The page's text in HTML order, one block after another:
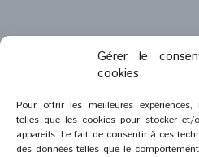
Gérer le
cookies
Pour offrir les meilleures
telles que les cookies pour stocker
appareils. Le fait de consentir à ces
des données telles que le
MENTIONS LÉGALES